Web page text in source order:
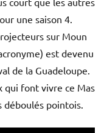
une saison 4.
sur Moun
est devenu
de la Guadeloupe.
qui font vivre ce Mas
déboulés pointois.